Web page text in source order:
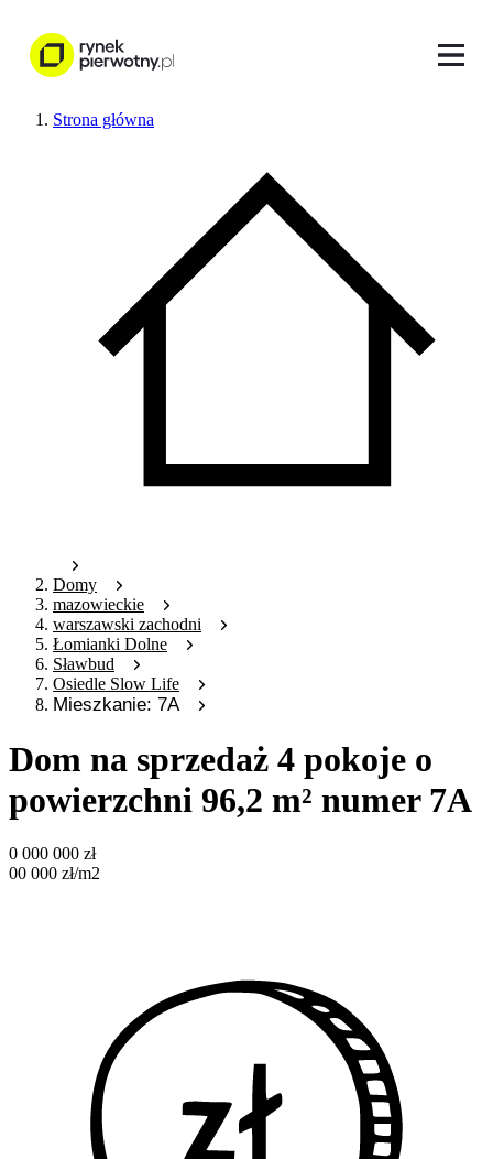
Strona główna
Domy
mazowieckie
warszawski zachodni
Łomianki Dolne
Sławbud
Osiedle Slow Life
Mieszkanie: 7A
Dom na sprzedaż 4 pokoje o
powierzchni 96,2 m² numer 7A
0 000 000 zł
00 000 zł/m2